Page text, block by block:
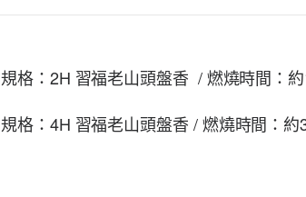
規格：2H 習福老山頭盤香 /燃燒時間：
規格：4H 習福老山頭盤香 /燃燒時間：約